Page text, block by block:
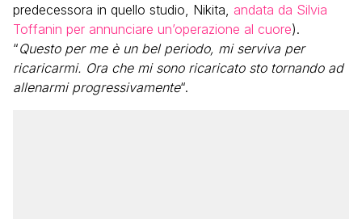
predecessora in quello studio, Nikita, andata da Silvia
Toffanin per annunciare un’operazione al cuore).
“Questo per me è un bel periodo, mi serviva per
ricaricarmi. Ora che mi sono ricaricato sto tornando ad
allenarmi progressivamente“.